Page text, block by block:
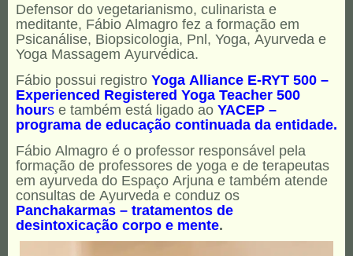
Defensor do vegetarianismo, culinarista e
meditante, Fábio Almagro fez a formação em
Psicanálise, Biopsicologia, Pnl, Yoga, Ayurveda e
Yoga Massagem Ayurvédica.
Fábio possui registro Yoga Alliance E-RYT 500 –
Experienced Registered Yoga Teacher 500
hours e também está ligado ao YACEP –
programa de educação continuada da entidade.
Fábio Almagro é o professor responsável pela
formação de professores de yoga e de terapeutas
em ayurveda do Espaço Arjuna e também atende
consultas de Ayurveda e conduz os
Panchakarmas – tratamentos de
desintoxicação corpo e mente.